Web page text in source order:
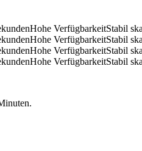
Hohe VerfügbarkeitStabil
Hohe VerfügbarkeitStabil
Hohe VerfügbarkeitStabil
Hohe VerfügbarkeitStabil